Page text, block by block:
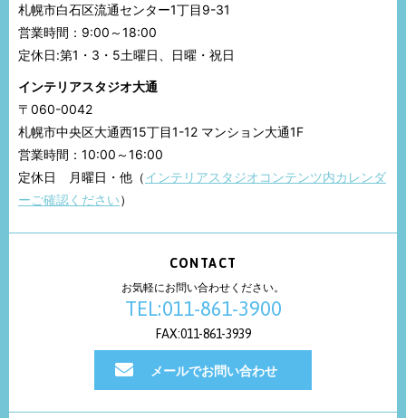
札幌市白石区流通センター1丁目9-31
営業時間：9:00～18:00
定休日:第1・3・5土曜日、日曜・祝日
インテリアスタジオ大通
〒060-0042
札幌市中央区大通西15丁目1-12 マンション大通1F
営業時間：10:00～16:00
定休日 月曜日・他（インテリアスタジオコンテンツ内カレンダ
ーご確認ください）
CONTACT
お気軽にお問い合わせください。
TEL:011-861-3900
FAX:011-861-3939
メールでお問い合わせ